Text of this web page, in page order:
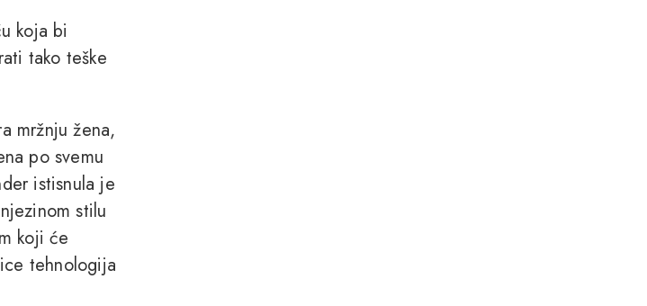
koja bi
tako teške
mržnju žena,
po svemu
istisnula je
stilu
koji će
tehnologija